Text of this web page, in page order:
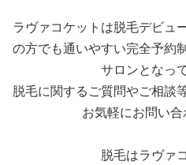
ラヴァコケットは脱毛デビュ
の方でも通いやすい完全予約
サロンとなっ
脱毛に関するご質問やご相談
お気軽にお問い
脱毛はラヴァ